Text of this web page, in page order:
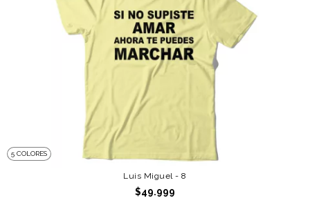
5 COLORES
Luis Miguel - 8
$49.999